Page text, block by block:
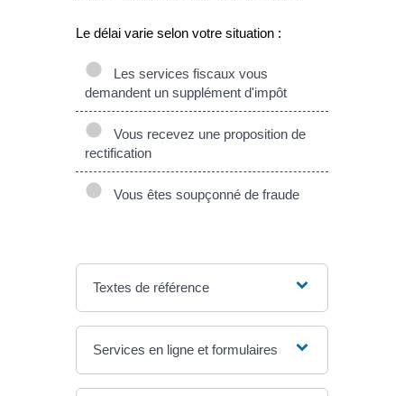
Le délai varie selon votre situation :
Les services fiscaux vous
demandent un supplément d'impôt
Vous recevez une proposition de
rectification
Vous êtes soupçonné de fraude
Textes de référence
Services en ligne et formulaires